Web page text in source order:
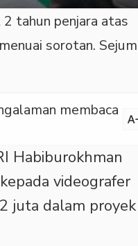
tahun penjara atas
sorotan.
membaca
Habiburokhman
videografer
juta dalam proyek